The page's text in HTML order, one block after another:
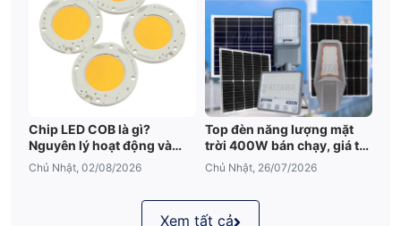
Chip LED COB là gì?
Nguyên lý hoạt động và
những điều cần biết
Chủ Nhật, 02/08/2026
Top đèn năng lượng mặt
trời 400W bán chạy, giá tốt
2026
Chủ Nhật, 26/07/2026
Xem tất cả